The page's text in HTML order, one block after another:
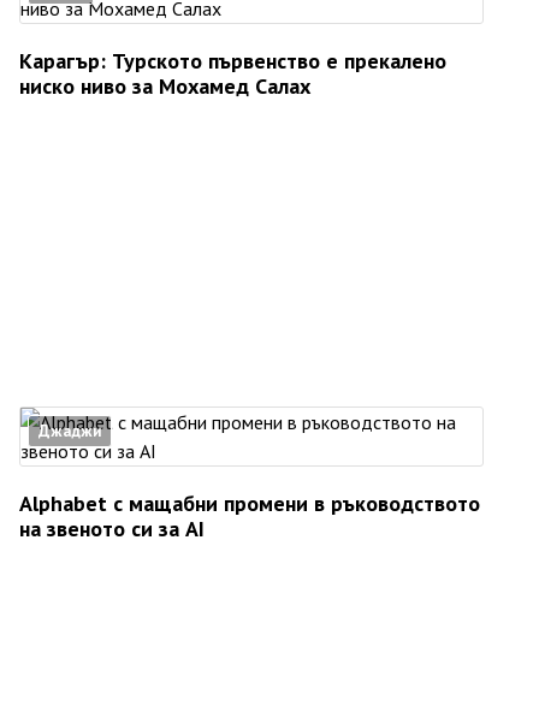
Карагър: Турското първенство е прекалено
ниско ниво за Мохамед Салах
Джаджи
Alphabet с мащабни промени в ръководството
на звеното си за AI